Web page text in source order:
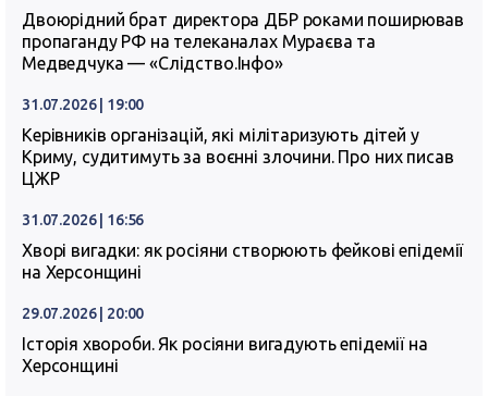
Двоюрідний брат директора ДБР роками поширював
пропаганду РФ на телеканалах Мураєва та
Медведчука — «Слідство.Інфо»
31.07.2026 | 19:00
Керівників організацій, які мілітаризують дітей у
Криму, судитимуть за воєнні злочини. Про них писав
ЦЖР
31.07.2026 | 16:56
Хворі вигадки: як росіяни створюють фейкові епідемії
на Херсонщині
29.07.2026 | 20:00
Історія хвороби. Як росіяни вигадують епідемії на
Херсонщині